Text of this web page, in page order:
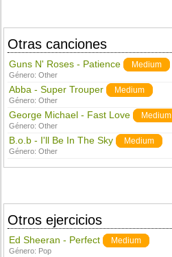
Otras canciones
Guns N' Roses - Patience Medium
Género:Other
Abba - Super Trouper Medium
Género:Other
George Michael - Fast Love Medium
Género:Other
B.o.b - I'll Be In The Sky Medium
Género:Other
Otros ejercicios
Ed Sheeran - Perfect Medium
Género: Pop